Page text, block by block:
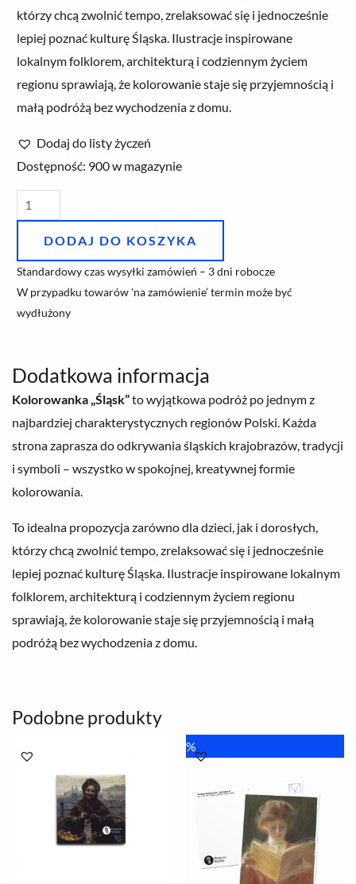
którzy chcą zwolnić tempo, zrelaksować się i jednocześnie
lepiej poznać kulturę Śląska. Ilustracje inspirowane
lokalnym folklorem, architekturą i codziennym życiem
regionu sprawiają, że kolorowanie staje się przyjemnością i
małą podróżą bez wychodzenia z domu.
Dodaj do listy życzeń
Dostępność: 900 w magazynie
ilość
Kolorowanka
Śląsk
DODAJ DO KOSZYKA
Standardowy czas wysyłki zamówień – 3 dni robocze
W przypadku towarów 'na zamówienie’ termin może być
wydłużony
Dodatkowa informacja
Kolorowanka „Śląsk”to wyjątkowa podróż po jednym z
najbardziej charakterystycznych regionów Polski. Każda
strona zaprasza do odkrywania śląskich krajobrazów, tradycji
i symboli – wszystko w spokojnej, kreatywnej formie
kolorowania.
To idealna propozycja zarówno dla dzieci, jak i dorosłych,
którzy chcą zwolnić tempo, zrelaksować się i jednocześnie
lepiej poznać kulturę Śląska. Ilustracje inspirowane lokalnym
folklorem, architekturą i codziennym życiem regionu
sprawiają, że kolorowanie staje się przyjemnością i małą
podróżą bez wychodzenia z domu.
Podobne produkty
%
cena
cena
6.00 zł.